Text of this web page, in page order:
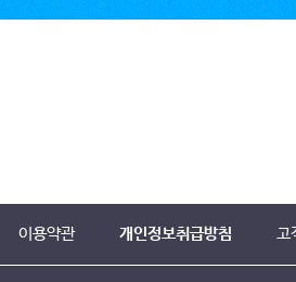
이용약관 개인정보취급방침 고